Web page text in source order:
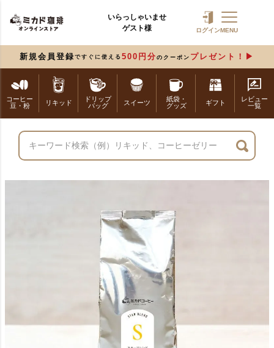
いらっしゃいませ
ゲスト様
ログインMENU
新規会員登録 ですぐに使える 500円分 のクーポン プレゼント！
コーヒー
豆・粉
リキッド
ドリップ
バッグ
スイーツ
紙袋・
グッズ
ギフト
レビュー
一覧